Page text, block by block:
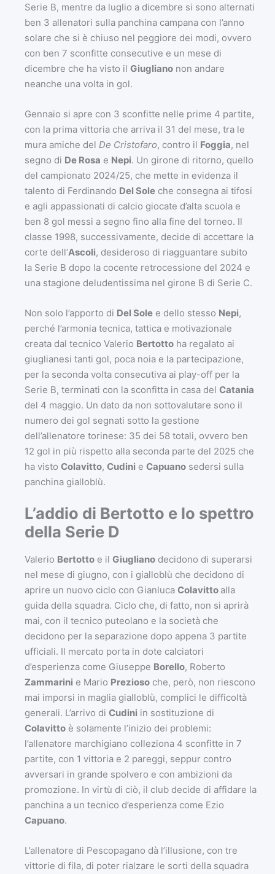
Serie B, mentre da luglio a dicembre si sono alternati
ben 3 allenatori sulla panchina campana con l’anno
solare che si è chiuso nel peggiore dei modi, ovvero
con ben 7 sconfitte consecutive e un mese di
dicembre che ha visto il Giugliano non andare
neanche una volta in gol.
Gennaio si apre con 3 sconfitte nelle prime 4 partite,
con la prima vittoria che arriva il 31 del mese, tra le
mura amiche del De Cristofaro, contro il Foggia, nel
segno di De Rosa e Nepi. Un girone di ritorno, quello
del campionato 2024/25, che mette in evidenza il
talento di Ferdinando Del Sole che consegna ai tifosi
e agli appassionati di calcio giocate d’alta scuola e
ben 8 gol messi a segno fino alla fine del torneo. Il
classe 1998, successivamente, decide di accettare la
corte dell’Ascoli, desideroso di riagguantare subito
la Serie B dopo la cocente retrocessione del 2024 e
una stagione deludentissima nel girone B di Serie C.
Non solo l’apporto di Del Sole e dello stesso Nepi,
perché l’armonia tecnica, tattica e motivazionale
creata dal tecnico Valerio Bertotto ha regalato ai
giuglianesi tanti gol, poca noia e la partecipazione,
per la seconda volta consecutiva ai play-off per la
Serie B, terminati con la sconfitta in casa del Catania
del 4 maggio. Un dato da non sottovalutare sono il
numero dei gol segnati sotto la gestione
dell’allenatore torinese: 35 dei 58 totali, ovvero ben
12 gol in più rispetto alla seconda parte del 2025 che
ha visto Colavitto, Cudini e Capuano sedersi sulla
panchina gialloblù.
L’addio di Bertotto e lo spettro
della Serie D
Valerio Bertotto e il Giugliano decidono di superarsi
nel mese di giugno, con i gialloblù che decidono di
aprire un nuovo ciclo con Gianluca Colavitto alla
guida della squadra. Ciclo che, di fatto, non si aprirà
mai, con il tecnico puteolano e la società che
decidono per la separazione dopo appena 3 partite
ufficiali. Il mercato porta in dote calciatori
d’esperienza come Giuseppe Borello, Roberto
Zammarini e Mario Prezioso che, però, non riescono
mai imporsi in maglia gialloblù, complici le difficoltà
generali. L’arrivo di Cudini in sostituzione di
Colavitto è solamente l’inizio dei problemi:
l’allenatore marchigiano colleziona 4 sconfitte in 7
partite, con 1 vittoria e 2 pareggi, seppur contro
avversari in grande spolvero e con ambizioni da
promozione. In virtù di ciò, il club decide di affidare la
panchina a un tecnico d’esperienza come Ezio
Capuano.
L’allenatore di Pescopagano dà l’illusione, con tre
vittorie di fila, di poter rialzare le sorti della squadra